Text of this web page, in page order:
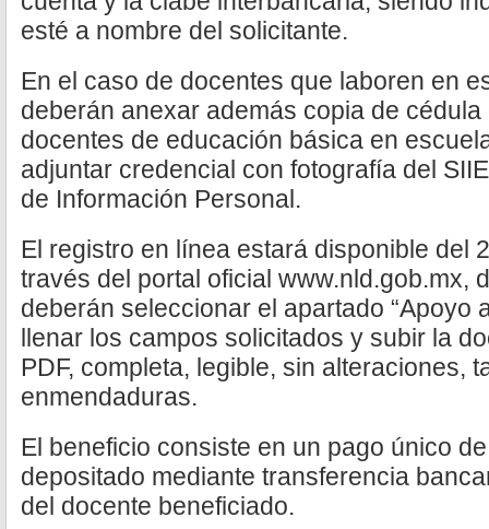
esté a nombre del solicitante.
En el caso de docentes que laboren en
deberán anexar además copia de
docentes de educación básica en
adjuntar credencial con fotografía del
de Información Personal.
El registro en línea estará disponible del
través del portal oficial www.nld.gob.mx,
deberán seleccionar el apartado “Apoyo
llenar los campos solicitados y subir la
PDF, completa, legible, sin alteraciones,
enmendaduras.
El beneficio consiste en un pago único
depositado mediante transferencia
del docente beneficiado.